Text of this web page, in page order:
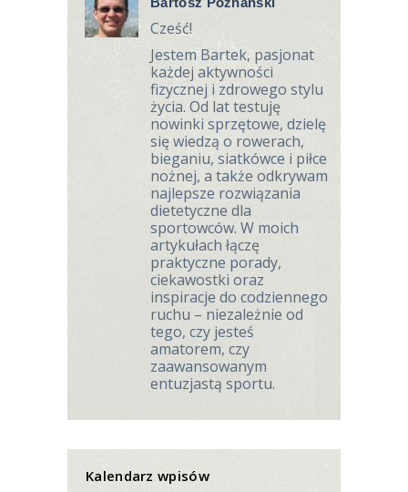
Cześć!
Jestem Bartek, pasjonat
każdej aktywności
fizycznej i zdrowego stylu
życia. Od lat testuję
nowinki sprzętowe, dzielę
się wiedzą o rowerach,
bieganiu, siatkówce i piłce
nożnej, a także odkrywam
najlepsze rozwiązania
dietetyczne dla
sportowców. W moich
artykułach łączę
praktyczne porady,
ciekawostki oraz
inspiracje do codziennego
ruchu – niezależnie od
tego, czy jesteś
amatorem, czy
zaawansowanym
entuzjastą sportu.
Kalendarz wpisów